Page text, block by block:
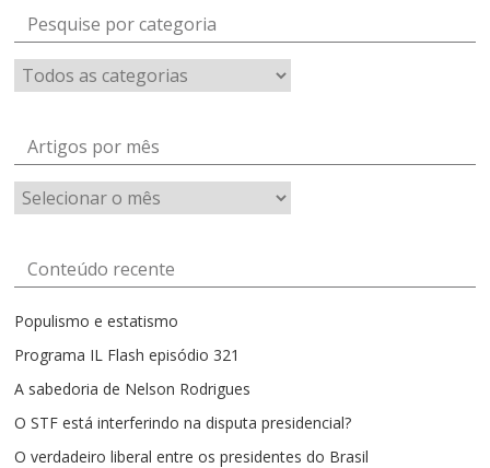
Pesquise por categoria
Artigos por mês
Artigos
por
Conteúdo recente
Populismo e estatismo
Programa IL Flash episódio 321
A sabedoria de Nelson Rodrigues
O STF está interferindo na disputa presidencial?
O verdadeiro liberal entre os presidentes do Brasil